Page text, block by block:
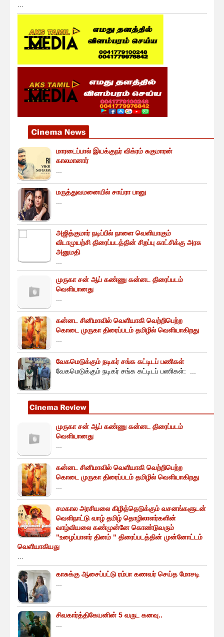
மாரடைப்பால் இயக்குநர் விக்ரம் சுகுமாரன்
காலமானார்
மருத்துவமனையில் சாய்ரா பானு
அஜித்குமார் நடிப்பில் நாளை வெளியாகும்
விடாமுயற்சி திரைப்படத்தின் சிறப்பு காட்சிக்கு அரசு
அனுமதி
முருகா சன் ஆப் கண்ணு கன்னட திரைப்படம்
வெளியானது
கன்னட சினிமாவில் வெளியாகி வெற்றிபெற்ற
கொடை முருகா திரைப்படம் தமிழில் வெளியாகிறது
வேகமெடுக்கும் நடிகர் சங்க கட்டிடப் பணிகள்
வேகமெடுக்கும் நடிகர் சங்க கட்டிடப் பணிகள்: ...
முருகா சன் ஆப் கண்ணு கன்னட திரைப்படம்
வெளியானது
கன்னட சினிமாவில் வெளியாகி வெற்றிபெற்ற
கொடை முருகா திரைப்படம் தமிழில் வெளியாகிறது
சமகால அரசியலை கிழித்தெடுக்கும் வசனங்களுடன்
வெளிநாட்டு வாழ் தமிழ் தொழிலாளர்களின்
வாழ்வியலை கண்முன்னே கொண்டுவரும்
"உழைப்பாளர் தினம் " திரைப்படத்தின் முன்னோட்டம்
வெளியாகியது
காசுக்கு ஆசைப்பட்டு ரம்பா கணவர் செய்த மோசடி
சிவகார்த்திகேயனின் 5 வருட கனவு..